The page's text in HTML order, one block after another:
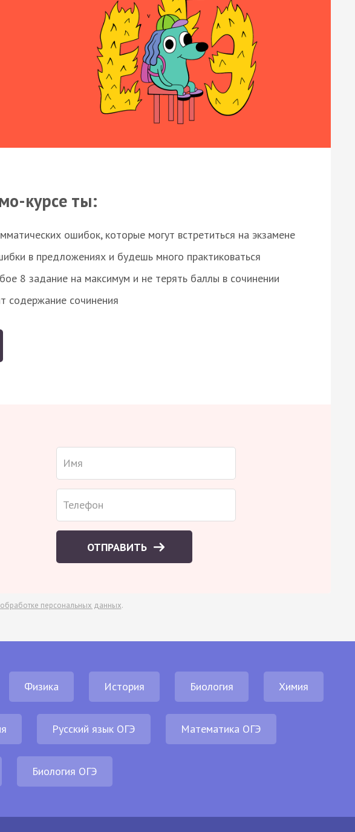
курсе ты:
ошибок, которые могут встретиться на экзамене
в предложениях и будешь много практиковаться
8 задание на максимум и не терять баллы в сочинении
содержание сочинения
ОТПРАВИТЬ
персональных данных.
Физика История Биология Химия
Русский язык ОГЭ Математика ОГЭ
Биология ОГЭ